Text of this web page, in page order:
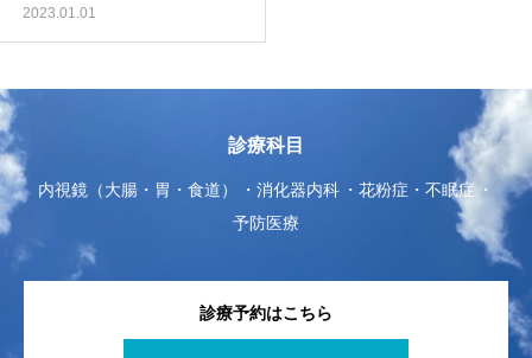
2023.01.01
診療科目
内視鏡（大腸・胃・食道） 消化器内科
花粉症・不眠症
予防医療
診療予約はこちら